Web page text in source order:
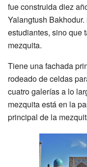
fue construida diez
Yalangtush
estudiantes, sino que
mezquita.
Tiene una fachada
rodeado de celdas
cuatro galerías a lo
mezquita está en la
principal de la